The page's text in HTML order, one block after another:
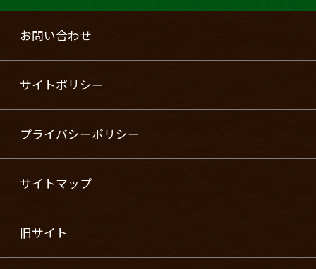
お問い合わせ
サイトポリシー
プライバシーポリシー
サイトマップ
旧サイト